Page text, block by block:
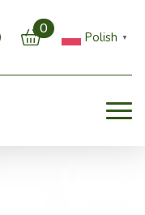
0
Polish ▼